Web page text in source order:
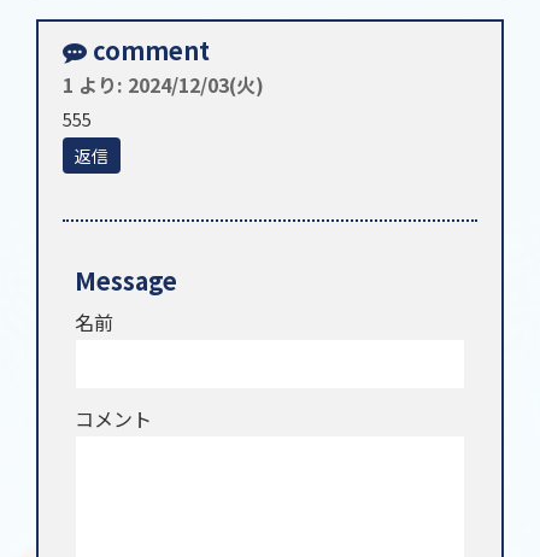
comment
1 より: 2024/12/03(火)
555
返信
Message
名前
コメント